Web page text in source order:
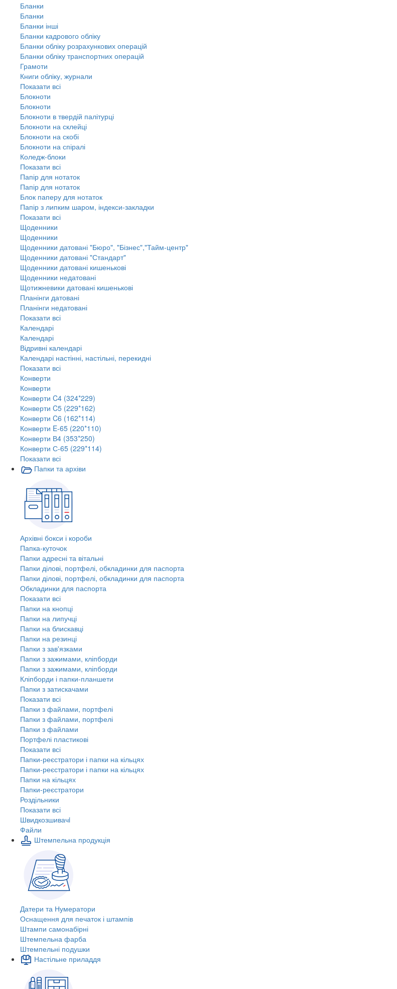
Бланки
Бланки
Бланки інші
Бланки кадрового обліку
Бланки обліку розрахункових операцій
Бланки обліку транспортних операцій
Грамоти
Книги обліку, журнали
Показати всі
Блокноти
Блокноти
Блокноти в твердій палітурці
Блокноти на склейці
Блокноти на скобі
Блокноти на спіралі
Коледж-блоки
Показати всі
Папір для нотаток
Папір для нотаток
Блок паперу для нотаток
Папір з липким шаром, індекси-закладки
Показати всі
Щоденники
Щоденники
Щоденники датовані "Бюро", "Бізнес","Тайм-центр"
Щоденники датовані "Стандарт"
Щоденники датовані кишенькові
Щоденники недатовані
Щотижневики датовані кишенькові
Планінги датовані
Планінги недатовані
Показати всі
Календарі
Календарі
Відривні календарі
Календарі настінні, настільні, перекидні
Показати всі
Конверти
Конверти
Конверти C4 (324*229)
Конверти C5 (229*162)
Конверти C6 (162*114)
Конверти E-65 (220*110)
Конверти В4 (353*250)
Конверти С-65 (229*114)
Показати всі
Папки та архіви
Архівні бокси і короби
Папка-куточок
Папки адресні та вітальні
Папки ділові, портфелі, обкладинки для паспорта
Папки ділові, портфелі, обкладинки для паспорта
Обкладинки для паспорта
Показати всі
Папки на кнопці
Папки на липучці
Папки на блискавці
Папки на резинці
Папки з зав'язками
Папки з зажимами, кліпборди
Папки з зажимами, кліпборди
Кліпборди і папки-планшети
Папки з затискачами
Показати всі
Папки з файлами, портфелі
Папки з файлами, портфелі
Папки з файлами
Портфелі пластикові
Показати всі
Папки-реєстратори і папки на кільцях
Папки-реєстратори і папки на кільцях
Папки на кільцях
Папки-реєстратори
Роздільники
Показати всі
Швидкозшивачi
Файли
Штемпельна продукція
Датери та Нумератори
Оснащення для печаток і штампів
Штампи самонабірні
Штемпельна фарба
Штемпельні подушки
Настільне приладдя